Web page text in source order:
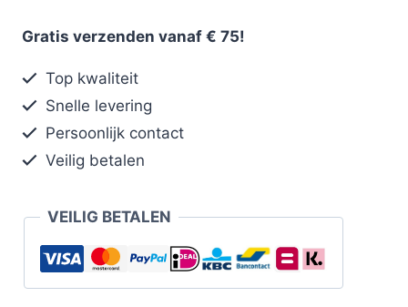
Gratis verzenden vanaf € 75!
Top kwaliteit
Snelle levering
Persoonlijk contact
Veilig betalen
VEILIG BETALEN